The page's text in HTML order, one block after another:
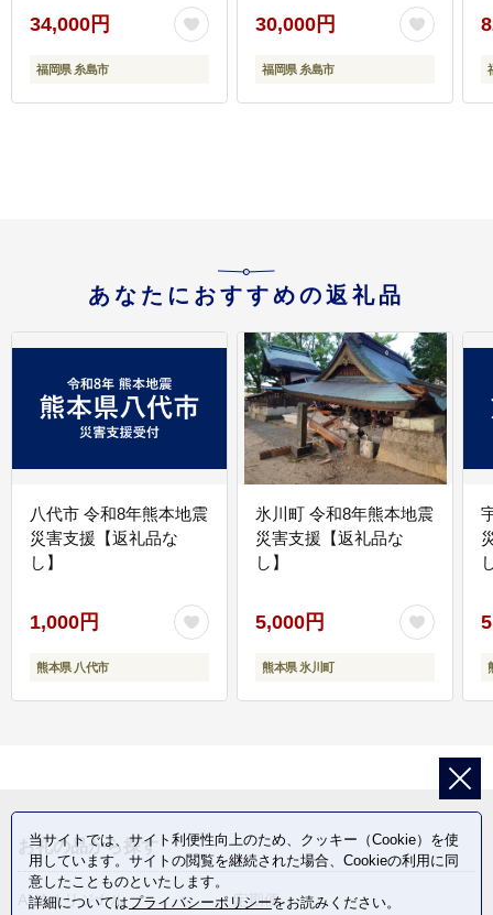
ト プレー券 [ADO001]
34,000円
福岡県 糸島市
蛎 かき チケット 食事券
30,000円
福岡県 糸島市
あなたにおすすめの返礼品
八代市 令和8年熊本地震
災害支援【返礼品な
し】
1,000円
熊本県 八代市
氷川町 令和8年熊本地震
災害支援【返礼品な
し】
5,000円
熊本県 氷川町
お礼の品から探す
ANAオリジナル
定期便
当サイトでは、サイト利便性向上のため、クッキー（Cookie）を使
用しています。サイトの閲覧を継続された場合、Cookieの利用に同
意したことものといたします。
詳細についてはプライバシーポリシーをお読みください。